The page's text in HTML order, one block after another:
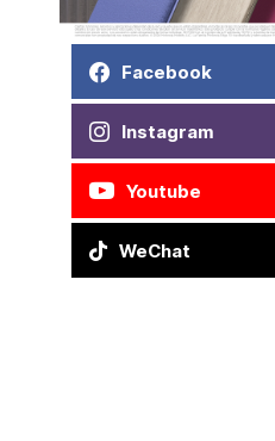
Facebook
Instagram
Youtube
WeChat